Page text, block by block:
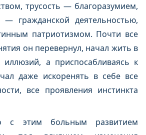
трусость — благоразумием,
гражданской деятельностью,
патриотизмом. Почти все
он перевернул, начал жить в
а приспосабливаясь к
даже искоренять в себе все
все проявления инстинкта
с этим больным развитием